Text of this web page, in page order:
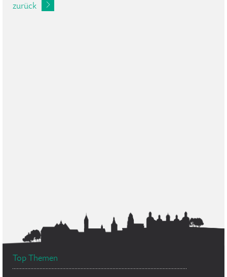
zurück
Top Themen